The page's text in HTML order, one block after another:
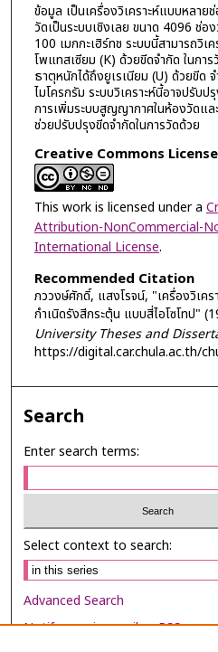
ข้อมูล เป็นเครื่องวิเคราะห์แบบหลา
วัดเป็นระบบเชิงเลย ขนาด 4096 ช่
100 เมกกะเฮิร์ทช ระบบนี้สามารถวิเ
โพแทสเซียม (K) ด้วยขีดจำกัด ในกา
ธาตุหนักได้ถึงยูเรเนียม (U) ด้วยขีด
ไมโครกรัม ระบบวิเคราะห์นี้อาจปรับป
การเพิ่มระบบสูญญากาศในห้องวัดแล
ช่วยปรับปรุงขีดจำกัดในการวัดด้วย
Creative Commons License
This work is licensed under a
Attribution-NonCommercial-
International License.
Recommended Citation
ภววงษ์ศักดิ์, แสงโรจน์, "เครื่องวิเคร
กำเนิดรังสีกระตุ้น แบบสี่ไอโซโทป"
University Theses and
https://digital.car.chula.ac.th/
Search
Enter search terms:
Select context to search:
Advanced Search
Notify me via email orRSS